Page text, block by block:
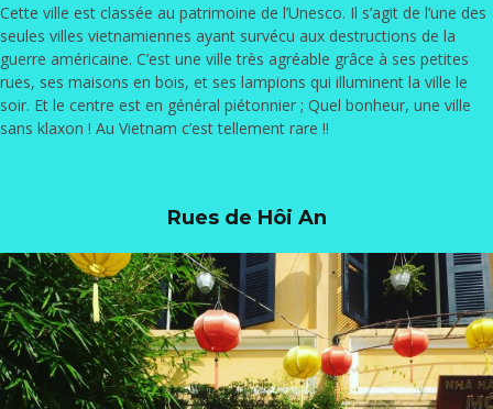
Cette ville est classée au patrimoine de l’Unesco. Il s’agit de l’une des
seules villes vietnamiennes ayant survécu aux destructions de la
guerre américaine. C’est une ville très agréable grâce à ses petites
rues, ses maisons en bois, et ses lampions qui illuminent la ville le
soir. Et le centre est en général piétonnier ; Quel bonheur, une ville
sans klaxon ! Au Vietnam c’est tellement rare !!
Rues de Hôi An